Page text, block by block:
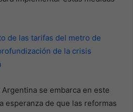
de las tarifas del metro de
de la crisis
se embarca en este
esperanza de que las reformas